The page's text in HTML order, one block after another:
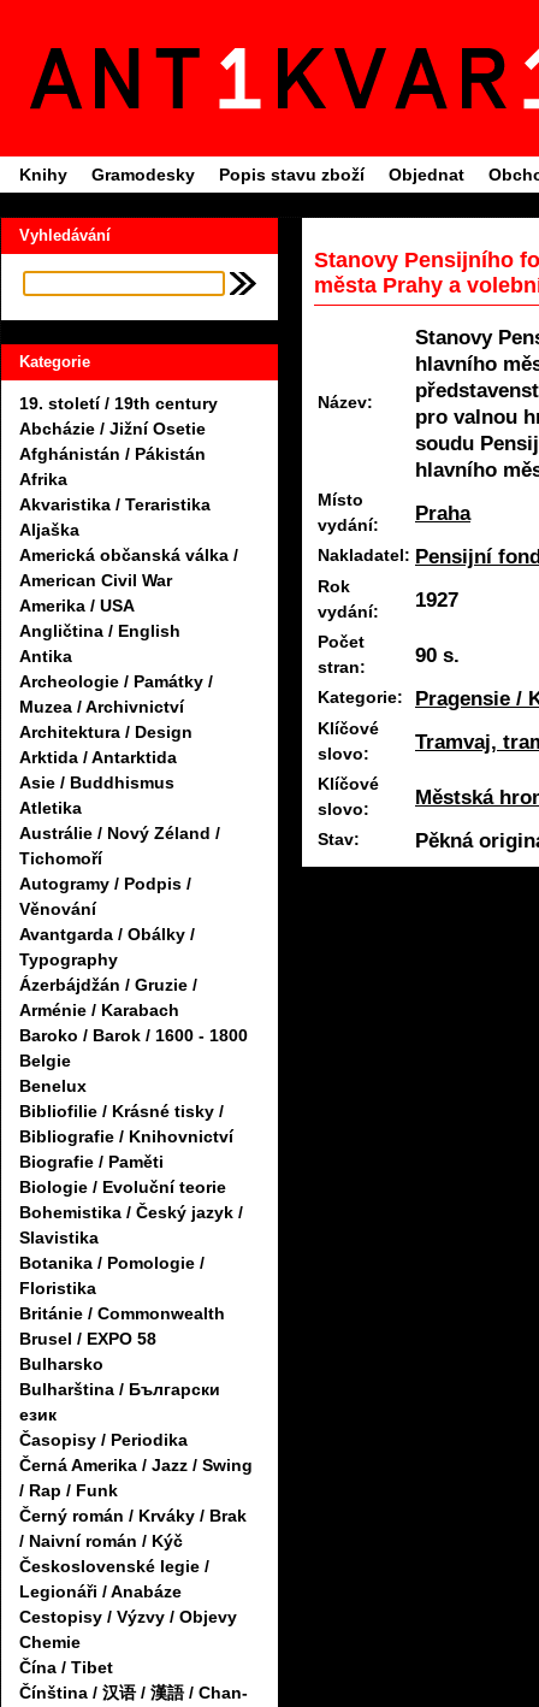
Knihy Gramodesky Popis stavu zboží Objednat
Vyhledávání
Kategorie
19. století / 19th century
Abcházie / Jižní Osetie
Afghánistán / Pákistán
Afrika
Akvaristika / Teraristika
Aljaška
Americká občanská válka /
American Civil War
Amerika / USA
Angličtina / English
Antika
Archeologie / Památky /
Muzea / Archivnictví
Architektura / Design
Arktida / Antarktida
Asie / Buddhismus
Atletika
Austrálie / Nový Zéland /
Tichomoří
Autogramy / Podpis /
Věnování
Avantgarda / Obálky /
Typography
Ázerbájdžán / Gruzie /
Arménie / Karabach
Baroko / Barok / 1600 - 1800
Belgie
Benelux
Bibliofilie / Krásné tisky /
Bibliografie / Knihovnictví
Biografie / Paměti
Biologie / Evoluční teorie
Bohemistika / Český jazyk /
Slavistika
Botanika / Pomologie /
Floristika
Británie / Commonwealth
Brusel / EXPO 58
Bulharsko
Bulharština / Български
език
Časopisy / Periodika
Černá Amerika / Jazz / Swing
/ Rap / Funk
Černý román / Krváky / Brak
/ Naivní román / Kýč
Československé legie /
Legionáři / Anabáze
Cestopisy / Výzvy / Objevy
Chemie
Čína / Tibet
Čínština / 汉语 / 漢語 / Chan-
Stanovy Pensijního
města Prahy a
Název:
Stanovy
hlavního
pro valnou
soudu
hlavního
Místo
vydání:
Praha
Nakladatel: Pensijní
Rok
vydání:
1927
Počet
stran:
90 s.
Kategorie: Pragensie /
Klíčové
slovo:
Tramvaj,
Klíčové
slovo:
Městská
Stav: Pěkná